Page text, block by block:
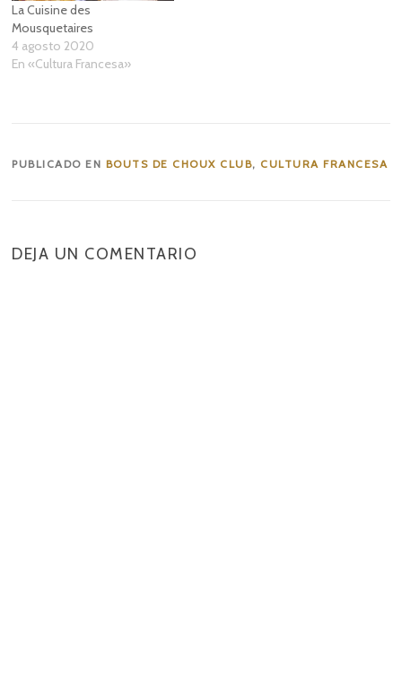
La Cuisine des
Mousquetaires
4 agosto 2020
En «Cultura Francesa»
PUBLICADO EN BOUTS DE CHOUX CLUB, CULTURA FRANCESA
DEJA UN COMENTARIO